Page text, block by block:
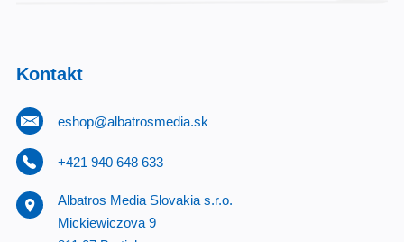
Kontakt
eshop@albatrosmedia.sk
+421 940 648 633
Albatros Media Slovakia s.r.o.
Mickiewiczova 9